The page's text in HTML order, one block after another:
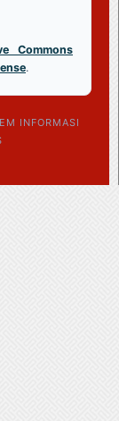
Commons
.
INFORMASI